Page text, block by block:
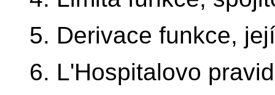
5. Derivace funkce,
6. L'Hospitalovo